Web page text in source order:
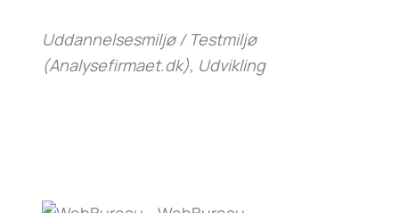
Uddannelsesmiljø / Testmiljø
(Analysefirmaet.dk), Udvikling